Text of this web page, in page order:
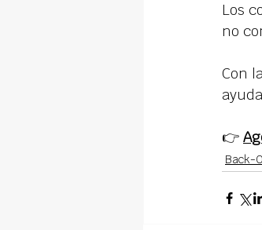
Los
no
Con
👉
Back-